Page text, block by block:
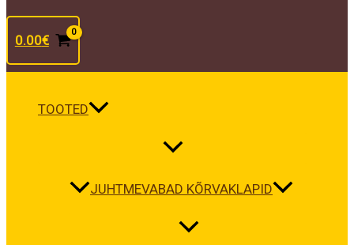
0.00€
TOOTED
JUHTMEVABAD KÕRVAKLAPID